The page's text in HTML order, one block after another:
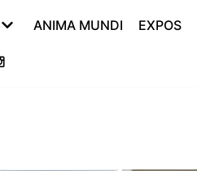
ANIMA MUNDI EXPOS